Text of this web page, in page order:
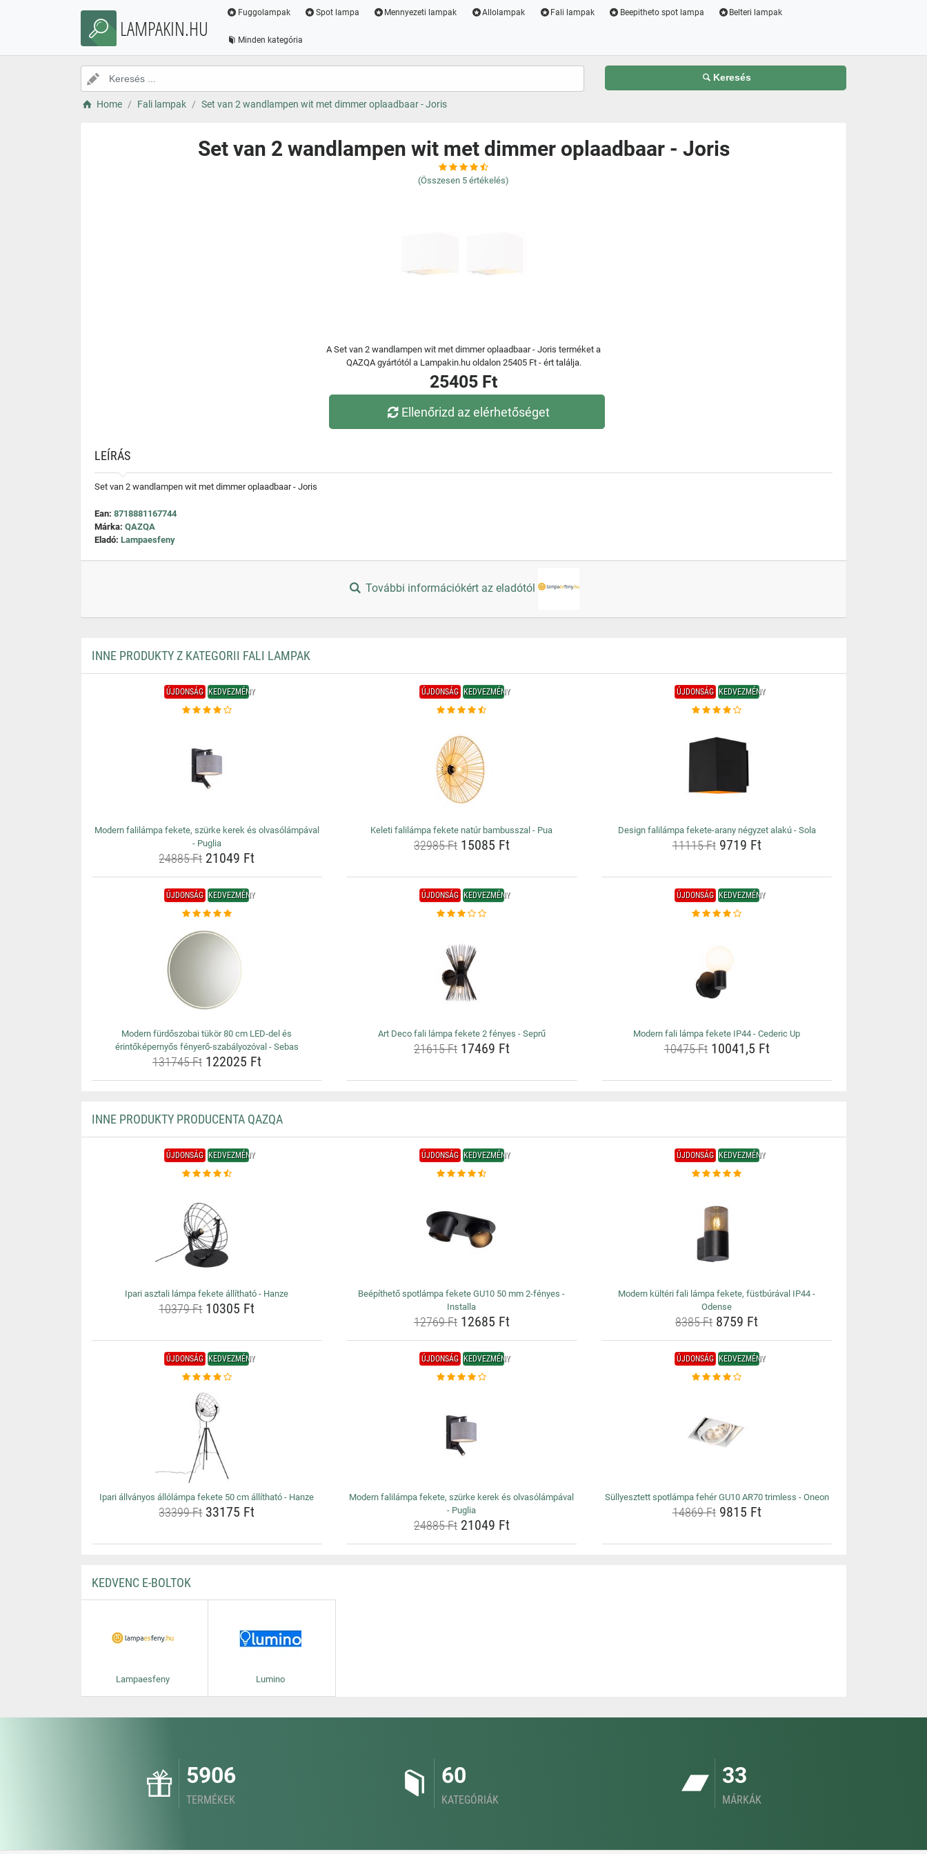
LAMPAKIN.HU
Fuggolampak Spot lampa Mennyezeti lampak Allolampak Fali lampak Beepitheto spot lampa Belteri lampak
Minden kategória
Keresés
Home Fali lampak Set van 2 wandlampen wit met dimmer oplaadbaar - Joris
Set van 2 wandlampen wit met dimmer oplaadbaar - Joris
(Összesen 5 értékelés)
A Set van 2 wandlampen wit met dimmer oplaadbaar - Joris terméket a
QAZQA gyártótól a Lampakin.hu oldalon 25405 Ft - ért találja.
25405 Ft
Ellenőrizd az elérhetőséget
LEÍRÁS
Set van 2 wandlampen wit met dimmer oplaadbaar - Joris
Ean: 8718881167744
Márka: QAZQA
Eladó: Lampaesfeny
További információkért az eladótól
INNE PRODUKTY Z KATEGORII FALI LAMPAK
ÚJDONSÁG KEDVEZMÉNY
Modern falilámpa fekete, szürke kerek és olvasólámpával
- Puglia
24885 Ft21049 Ft
ÚJDONSÁG KEDVEZMÉNY
Keleti falilámpa fekete natúr bambusszal - Pua
32985 Ft15085 Ft
ÚJDONSÁG KEDVEZMÉNY
Design falilámpa fekete-arany négyzet alakú - Sola
11115 Ft9719 Ft
ÚJDONSÁG KEDVEZMÉNY
Modern fürdőszobai tükör 80 cm LED-del és
érintőképernyős fényerő-szabályozóval - Sebas
131745 Ft122025 Ft
ÚJDONSÁG KEDVEZMÉNY
Art Deco fali lámpa fekete 2 fényes - Seprű
21615 Ft17469 Ft
ÚJDONSÁG KEDVEZMÉNY
Modern fali lámpa fekete IP44 - Cederic Up
10475 Ft10041,5 Ft
INNE PRODUKTY PRODUCENTA QAZQA
ÚJDONSÁG KEDVEZMÉNY
Ipari asztali lámpa fekete állítható - Hanze
10379 Ft10305 Ft
ÚJDONSÁG KEDVEZMÉNY
Beépíthető spotlámpa fekete GU10 50 mm 2-fényes -
Installa
12769 Ft12685 Ft
ÚJDONSÁG KEDVEZMÉNY
Modern kültéri fali lámpa fekete, füstbúrával IP44 -
Odense
8385 Ft 8759 Ft
ÚJDONSÁG KEDVEZMÉNY
Ipari állványos állólámpa fekete 50 cm állítható - Hanze
33399 Ft33175 Ft
ÚJDONSÁG KEDVEZMÉNY
Modern falilámpa fekete, szürke kerek és olvasólámpával
- Puglia
24885 Ft21049 Ft
ÚJDONSÁG KEDVEZMÉNY
Süllyesztett spotlámpa fehér GU10 AR70 trimless - Oneon
14869 Ft9815 Ft
KEDVENC E-BOLTOK
Lampaesfeny Lumino
5906
TERMÉKEK
60
KATEGÓRIÁK
33
MÁRKÁK